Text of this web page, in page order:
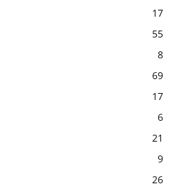
17
55
8
69
17
6
21
9
26